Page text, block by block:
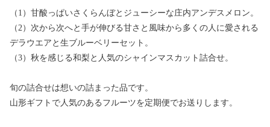
（1）甘酸っぱいさくらんぼとジューシーな庄内アンデスメロン。
（2）次から次へと手が伸びる甘さと風味から多くの人に愛される
デラウエアと生ブルーベリーセット。
（3）秋を感じる和梨と人気のシャインマスカット詰合せ。
旬の詰合せは想いの詰まった品です。
山形ギフトで人気のあるフルーツを定期便でお送りします。